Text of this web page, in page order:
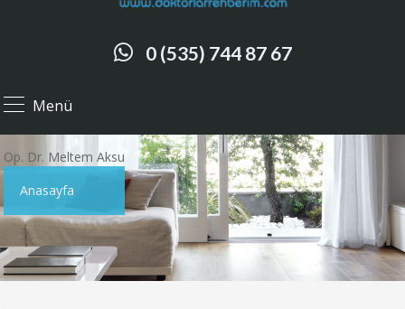
0 (535) 744 87 67
Menü
Op. Dr. Meltem Aksu
Anasayfa